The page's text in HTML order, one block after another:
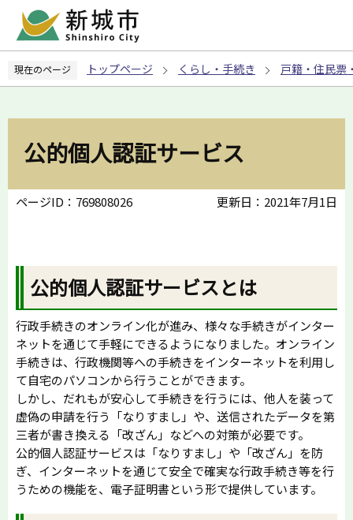
ペ
の
現在のページ トップページ くらし・手続き 戸籍・住民票
公的個人認証サービス
ページID：769808026 更新日：2021年7月1日
公的個人認証サービスとは
行政手続きのオンライン化が進み、様々な手続きがインター
ネットを通じて手軽にできるようになりました。オンライン
手続きは、行政機関等への手続きをインターネットを利用し
て自宅のパソコンから行うことができます。
しかし、だれもが安心して手続きを行うには、他人を装って
虚偽の申請を行う「なりすまし」や、送信されたデータを第
三者が書き換える「改ざん」などへの対策が必要です。
公的個人認証サービスは「なりすまし」や「改ざん」を防
ぎ、インターネットを通じて安全で確実な行政手続き等を行
うための機能を、電子証明書という形で提供しています。